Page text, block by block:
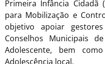
Primeira Infância Cidadã
para Mobilização e
objetivo apoiar
Conselhos Municipais
Adolescente, bem
Adolescência local.